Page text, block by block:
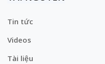
Tin tức
Videos
Tài liệu